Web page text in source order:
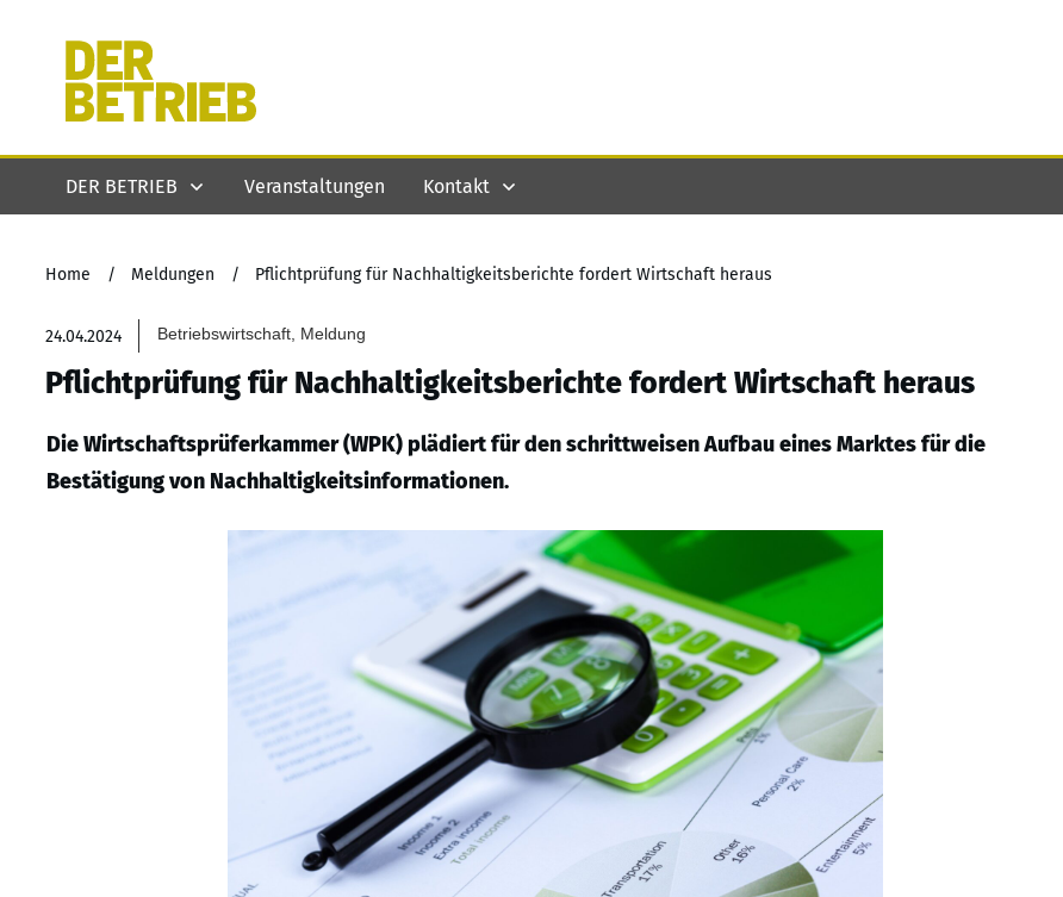
DER BETRIEB Veranstaltungen Kontakt
Home / Meldungen / Pflichtprüfung für Nachhaltigkeitsberichte fordert Wirtschaft heraus
24.04.2024 Betriebswirtschaft, Meldung
Pflichtprüfung für Nachhaltigkeitsberichte fordert Wirtschaft heraus
Die Wirtschaftsprüferkammer (WPK) plädiert für den schrittweisen Aufbau eines Marktes für die
Bestätigung von Nachhaltigkeitsinformationen.